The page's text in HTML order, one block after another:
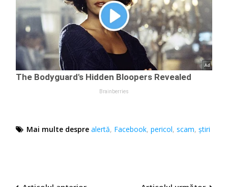
Mai multe despre alertă, Facebook,pericol,scam,știri